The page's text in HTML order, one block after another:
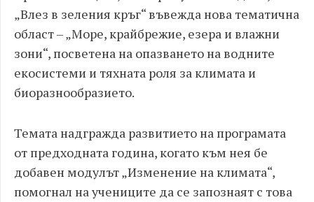
„Влез в зеления кръг“ въвежда нова тематична
област – „Море, крайбрежие, езера и влажни
зони“, посветена на опазването на водните
екосистеми и тяхната роля за климата и
биоразнообразието.
Темата надгражда развитието на програмата
от предходната година, когато към нея бе
добавен модулът „Изменение на климата“,
помогнал на учениците да се запознаят с това